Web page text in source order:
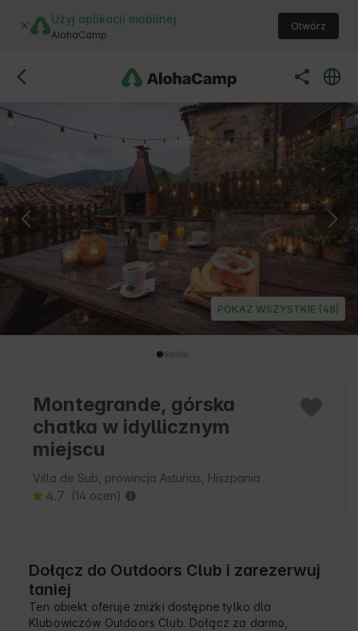
Użyj aplikacji mobilnej
AlohaCamp
Otwórz
POKAŻ WSZYSTKIE (48)
Montegrande, górska
chatka w idyllicznym
miejscu
Villa de Sub, prowincja Asturias, Hiszpania
4.7 (14 ocen)
Dołącz do Outdoors Club i zarezerwuj
taniej
Ten obiekt oferuje zniżki dostępne tylko dla
Klubowiczów Outdoors Club. Dołącz za darmo,